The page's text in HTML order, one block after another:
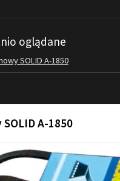
oglądane
SOLID A-1850
A-1850